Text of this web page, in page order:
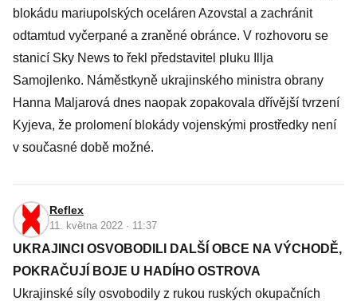
blokádu mariupolských oceláren Azovstal a zachránit
odtamtud vyčerpané a zraněné obránce. V rozhovoru se
stanicí Sky News to řekl představitel pluku Illja
Samojlenko. Náměstkyně ukrajinského ministra obrany
Hanna Maljarová dnes naopak zopakovala dřívější tvrzení
Kyjeva, že prolomení blokády vojenskými prostředky není
v současné době možné.
Reflex
11. května 2022 · 11:37
UKRAJINCI OSVOBODILI DALŠÍ OBCE NA VÝCHODĚ,
POKRAČUJÍ BOJE U HADÍHO OSTROVA
Ukrajinské síly osvobodily z rukou ruských okupačních